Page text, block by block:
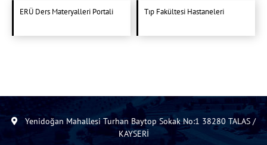
ERÜ Ders Materyalleri Portali Tıp Fakültesi Hastaneleri
Yenidoğan Mahallesi Turhan Baytop Sokak No:1 38280 TALAS /
KAYSERİ